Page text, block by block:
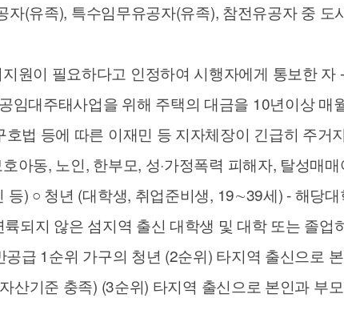
(유족), 특수임무유공자(유족), 참전유공자 중 도
원이 필요하다고 인정하여 시행자에게 통보한 자
대주태사업을 위해 주택의 대금을 10년이상 매
법 등에 따른 이재민 등 지자체장이 긴급히 주거
아동, 노인, 한부모, 성·가정폭력 피해자, 탈성매매
) ○ 청년 (대학생, 취업준비생, 19∼39세) - 해당대
되지 않은 섬지역 출신 대학생 및 대학 또는 졸업
급 1순위 가구의 청년 (2순위) 타지역 출신으로
기준 충족) (3순위) 타지역 출신으로 본인과 부